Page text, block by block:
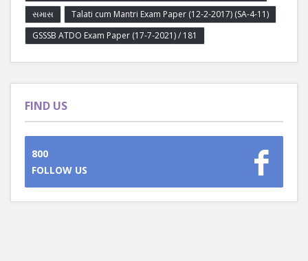
સમાસ
Talati cum Mantri Exam Paper (12-2-2017) (SA-4-11)
GSSSB ATDO Exam Paper (17-7-2021) / 181
FIND US
800
FOLLOW US